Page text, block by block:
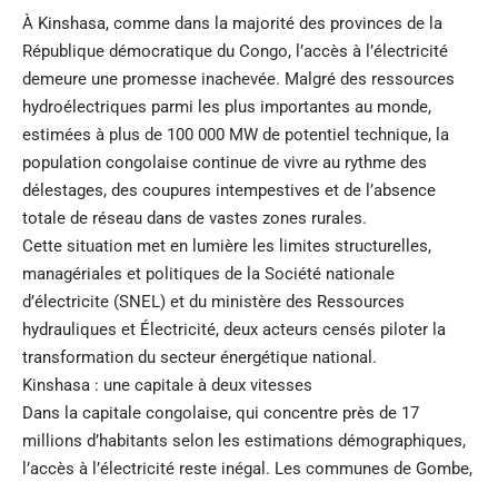
À Kinshasa, comme dans la majorité des provinces de la
République démocratique du Congo, l’accès à l’électricité
demeure une promesse inachevée. Malgré des ressources
hydroélectriques parmi les plus importantes au monde,
estimées à plus de 100 000 MW de potentiel technique, la
population congolaise continue de vivre au rythme des
délestages, des coupures intempestives et de l’absence
totale de réseau dans de vastes zones rurales.
Cette situation met en lumière les limites structurelles,
managériales et politiques de la Société nationale
d’électricite (SNEL) et du ministère des Ressources
hydrauliques et Électricité, deux acteurs censés piloter la
transformation du secteur énergétique national.
Kinshasa : une capitale à deux vitesses
Dans la capitale congolaise, qui concentre près de 17
millions d’habitants selon les estimations démographiques,
l’accès à l’électricité reste inégal. Les communes de Gombe,